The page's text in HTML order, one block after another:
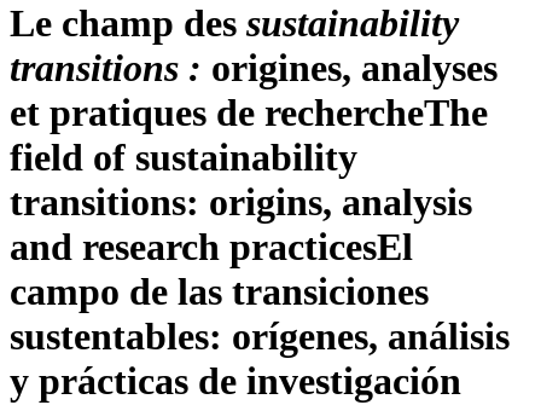
Le champ des sustainability
transitions : origines, analyses
et pratiques de rechercheThe
field of sustainability
transitions: origins, analysis
and research practicesEl
campo de las transiciones
sustentables: orígenes, análisis
y prácticas de investigación